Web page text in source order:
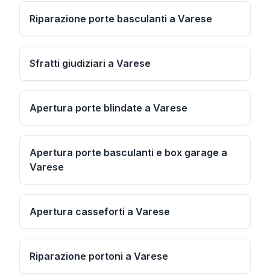
Riparazione porte basculanti a Varese
Sfratti giudiziari a Varese
Apertura porte blindate a Varese
Apertura porte basculanti e box garage a
Varese
Apertura casseforti a Varese
Riparazione portoni a Varese